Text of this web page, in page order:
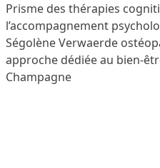
Prisme des thérapies
l’accompagnement
Ségolène Verwaerde
approche dédiée au bien-
Champagne